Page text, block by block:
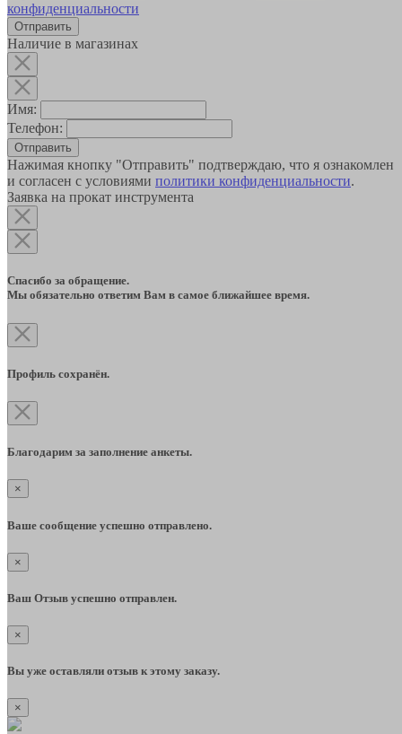
конфиденциальности
Наличие в магазинах
Имя:
Телефон:
Отправить
Нажимая кнопку "Отправить" подтверждаю, что я ознакомлен
и согласен с условиями политики конфиденциальности.
Заявка на прокат инструмента
Спасибо за обращение.
Мы обязательно ответим Вам в самое ближайшее время.
Профиль сохранён.
Благодарим за заполнение анкеты.
×
Ваше сообщение успешно отправлено.
×
Ваш Отзыв успешно отправлен.
×
Вы уже оставляли отзыв к этому заказу.
×